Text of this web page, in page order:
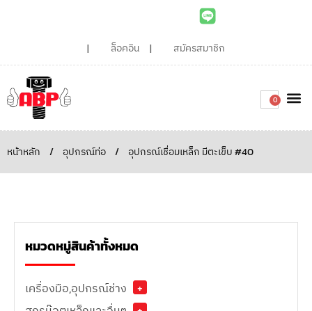
ล็อคอิน สมัครสมาชิก
0
หน้าหลัก / อุปกรณ์ท่อ / อุปกรณ์เชื่อมเหล็ก มีตะเข็บ #40
หมวดหมู่สินค้าทั้งหมด
เครื่องมือ,อุปกรณ์ช่าง
+